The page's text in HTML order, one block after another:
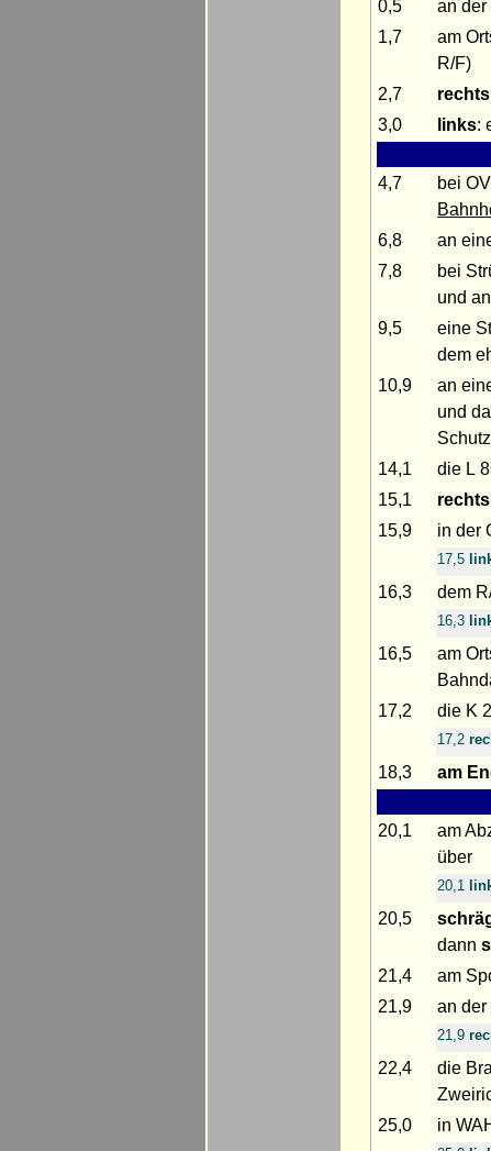
0,5
an der
1,7
am
R/F)
2,7
rechts
3,0
links:
4,7
bei
6,8
an
7,8
bei
und
9,5
eine
dem
10,9
an
und
14,1
die L
15,1
rechts
15,9
in der
17,5
16,3 dem
16,3
16,5 am
17,2
die K
17,2
18,3 am
20,1
am
über
20,1
20,5
dann
21,4
am
21,9
an der
21,9
22,4 die
25,0
in